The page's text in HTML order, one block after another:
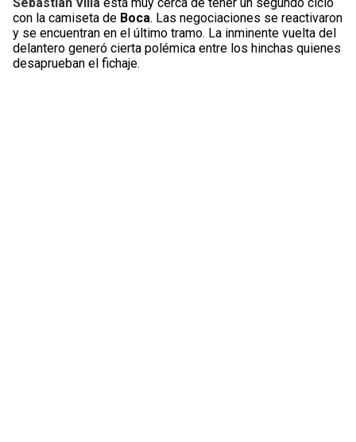
con la camiseta de Boca. Las negociaciones se reactivaron
y se encuentran en el último tramo. La inminente vuelta del
delantero generó cierta polémica entre los hinchas quienes
desaprueban el fichaje.